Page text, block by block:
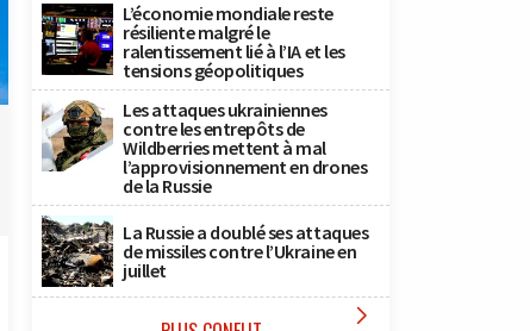
L’économie mondiale reste
résiliente malgré le
ralentissement lié à l’IA et les
tensions géopolitiques
Les attaques ukrainiennes
contre les entrepôts de
Wildberries mettent à mal
l’approvisionnement en drones
de la Russie
La Russie a doublé ses attaques
de missiles contre l’Ukraine en
juillet
